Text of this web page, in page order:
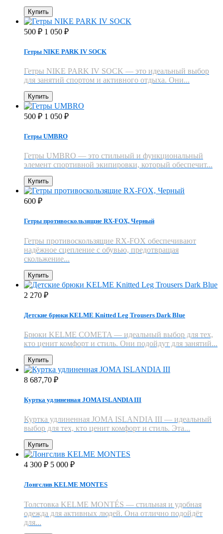
Купить
500 ₽ 1 050 ₽
Гетры NIKE PARK IV SOCK
Гетры NIKE PARK IV SOCK — это идеальный выбор
для занятий спортом и активного отдыха. Они...
Купить
500 ₽ 1 050 ₽
Гетры UMBRO
Гетры UMBRO — это стильный и функциональный
элемент спортивной экипировки, который обеспечит...
Купить
600 ₽
Гетры противоскользящие RX-FOX, Черный
Гетры противоскользящие RX-FOX обеспечивают
надёжное сцепление с обувью, предотвращая
скольжение...
Купить
2 270 ₽
Детские брюки KELME Knitted Leg Trousers Dark Blue
Брюки KELME COMETA — идеальный выбор для тех,
кто ценит комфорт и стиль. Они подойдут для занятий...
Купить
8 687,70 ₽
Куртка удлиненная JOMA ISLANDIA III
Куртка удлиненная JOMA ISLANDIA III — идеальный
выбор для тех, кто ценит комфорт и стиль. Эта...
Купить
4 300 ₽ 5 000 ₽
Лонгслив KELME MONTES
Толстовка KELME MONTÉS — стильная и удобная
одежда для активных людей. Она отлично подойдёт
для...